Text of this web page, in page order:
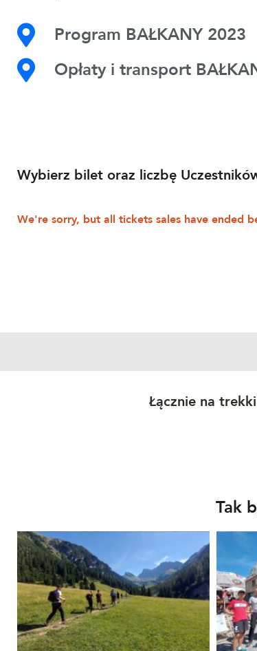
Program BAŁKANY 2023
Opłaty i transport
Wybierz bilet oraz liczbę
We're sorry, but all tickets sales have ended
Łącznie na
Tak